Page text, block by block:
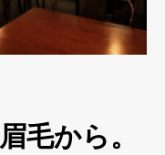
毛から。